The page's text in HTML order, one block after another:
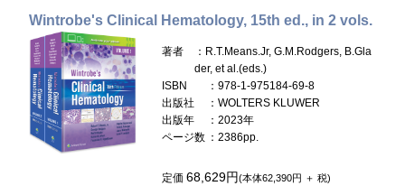
Wintrobe's Clinical Hematology, 15th ed., in 2 vols.
著者
：R.T.Means.Jr, G.M.Rodgers, B.Gla
der, et al.(eds.)
ISBN
：978-1-975184-69-8
出版社
：WOLTERS KLUWER
出版年
：2023年
ページ数 ：2386pp.
定価68,629円(本体62,390円 ＋ 税)